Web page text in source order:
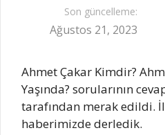
Son güncelleme:
Ağustos 21, 2023
Ahmet Çakar Kimdir?
Yaşında? sorularının
tarafından merak edildi.
haberimizde derledik.